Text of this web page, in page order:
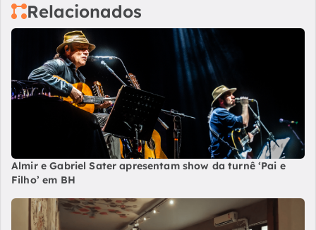
Relacionados
Almir e Gabriel Sater apresentam show da turnê ‘Pai e
Filho’ em BH